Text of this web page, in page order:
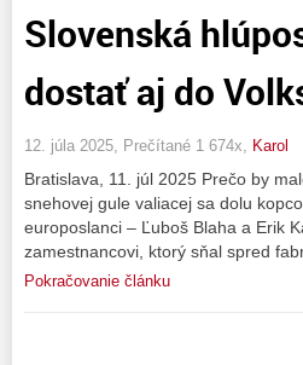
Slovenská
dostať aj do
12. júla 2025, Prečítané 1 674x, Karol
Bratislava, 11. júl 2025 Prečo by
snehovej gule valiacej sa dolu
europoslanci – Ľuboš Blaha a Erik
zamestnancovi, ktorý sňal spred
Pokračovanie článku